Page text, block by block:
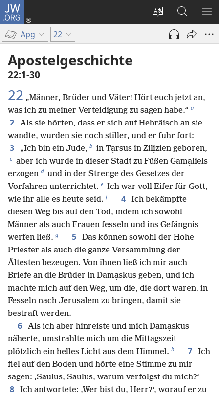
JW.ORG
Websitesprache
ändern
Anmelden
(öffnet
Fenster)
Suche
Apg 22
Apostelgeschichte
22:1-30
22 „Männer, Brüder und Väter! Hört euch jetzt an,
was ich zu meiner Verteidigung zu sagen habe.“ a
2
Als sie hörten, dass er sich auf Hebräisch an sie
wandte, wurden sie noch stiller, und er fuhr fort:
3 „Ich bin ein Jude, b in Tạrsus in Zilịzien geboren,
c aber ich wurde in dieser Stadt zu Füßen Gamạliels
erzogen d und in der Strenge des Gesetzes der
Vorfahren unterrichtet. e Ich war voll Eifer für Gott,
wie ihr alle es heute seid. f 4
Ich bekämpfte
diesen Weg bis auf den Tod, indem ich sowohl
Männer als auch Frauen fesseln und ins Gefängnis
werfen ließ. g 5
Das können sowohl der Hohe
Priester als auch die ganze Versammlung der
Ältesten bezeugen. Von ihnen ließ ich mir auch
Briefe an die Brüder in Damạskus geben, und ich
machte mich auf den Weg, um die, die dort waren, in
Fesseln nach Jerusalem zu bringen, damit sie
bestraft werden.
6
Als ich aber hinreiste und mich Damạskus
näherte, umstrahlte mich um die Mittagszeit
plötzlich ein helles Licht aus dem Himmel. h 7
Ich
fiel auf den Boden und hörte eine Stimme zu mir
sagen: ‚Saulus, Saulus, warum verfolgst du mich?‘
8
Ich antwortete: ‚Wer bist du, Herr?‘, worauf er zu